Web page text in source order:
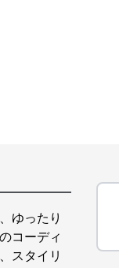
ゆったり
コーディ
スタイリ